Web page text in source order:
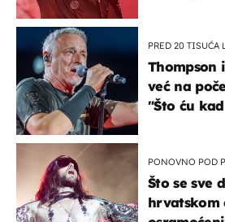
PRED 20 TISUĆA
Thompson
već na
"Što ću
PONOVNO POD
Što se sve
hrvatskom